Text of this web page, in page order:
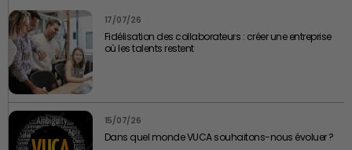
17/07/26
Fidélisation des collaborateurs : créer une entreprise
où les talents restent
15/07/26
Dans quel monde VUCA souhaitons-nous évoluer ?